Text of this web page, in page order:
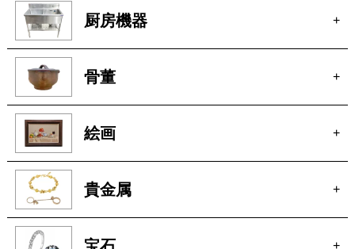
厨房機器 +
骨董 +
絵画 +
貴金属 +